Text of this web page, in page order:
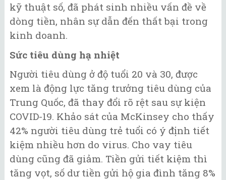
kỹ thuật số, đã phát sinh nhiều vấn đề về
dòng tiền, nhân sự dẫn đến thất bại trong
kinh doanh.
Sức tiêu dùng hạ nhiệt
Người tiêu dùng ở độ tuổi 20 và 30, được
xem là động lực tăng trưởng tiêu dùng của
Trung Quốc, đã thay đổi rõ rệt sau sự kiện
COVID-19. Khảo sát của McKinsey cho thấy
42% người tiêu dùng trẻ tuổi có ý định tiết
kiệm nhiều hơn do virus. Cho vay tiêu
dùng cũng đã giảm. Tiền gửi tiết kiệm thì
tăng vọt, số dư tiền gửi hộ gia đình tăng 8%